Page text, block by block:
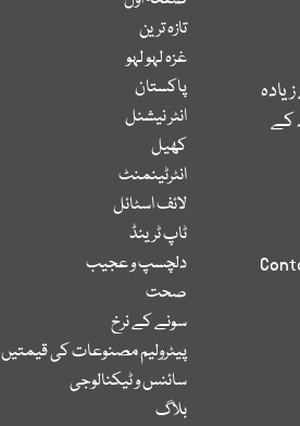
کے
تازہ ترین
غزہ لہو لہو
پاکستان
انٹر نیشنل
کھیل
انٹرٹینمنٹ
لائف اسٹائل
ٹاپ ٹرینڈ
دلچسپ و عجیب
صحت
سونے کے نرخ
پیٹرولیم مصنوعات کی قیمتیں
سائنس و ٹیکنالوجی
بلاگ